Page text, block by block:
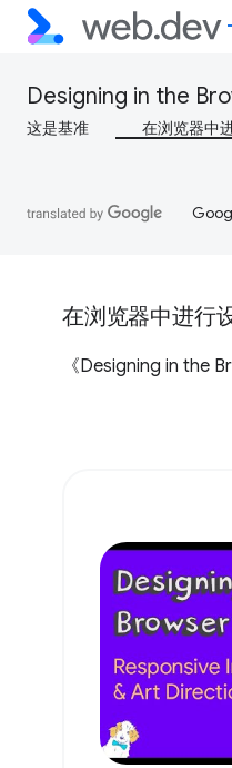
Designing in the
这是基准 在浏览器中
在浏览器中进行
《Designing in the